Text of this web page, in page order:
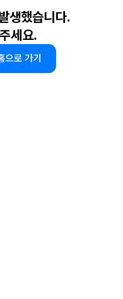
생했습니다.
세요.
으로 가기